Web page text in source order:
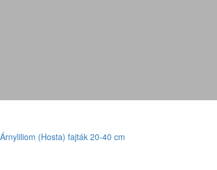
Árnyliliom (Hosta) fajták 20-40 cm